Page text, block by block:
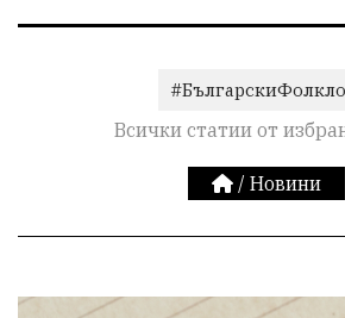
Всички статии от
/ Новини